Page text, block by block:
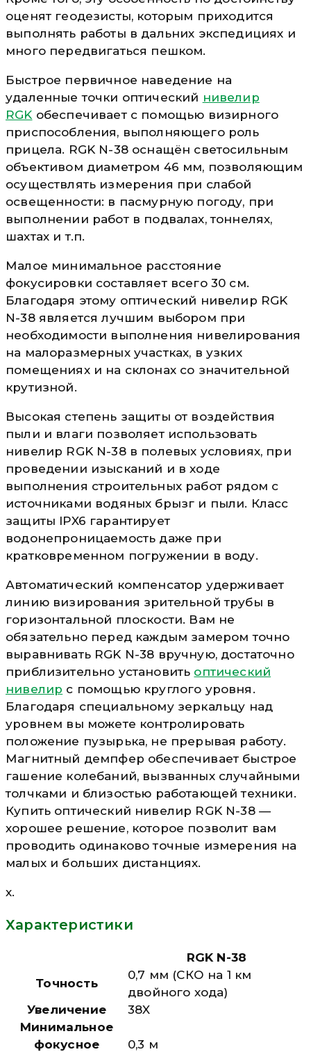
оценят геодезисты, которым приходится
выполнять работы в дальних экспедициях и
много передвигаться пешком.
Быстрое первичное наведение на
удаленные точки оптический нивелир
RGK обеспечивает с помощью визирного
приспособления, выполняющего роль
прицела. RGK N-38 оснащён светосильным
объективом диаметром 46 мм, позволяющим
осуществлять измерения при слабой
освещенности: в пасмурную погоду, при
выполнении работ в подвалах, тоннелях,
шахтах и т.п.
Малое минимальное расстояние
фокусировки составляет всего 30 см.
Благодаря этому оптический нивелир RGK
N-38 является лучшим выбором при
необходимости выполнения нивелирования
на малоразмерных участках, в узких
помещениях и на склонах со значительной
крутизной.
Высокая степень защиты от воздействия
пыли и влаги позволяет использовать
нивелир RGK N-38 в полевых условиях, при
проведении изысканий и в ходе
выполнения строительных работ рядом с
источниками водяных брызг и пыли. Класс
защиты IPX6 гарантирует
водонепроницаемость даже при
кратковременном погружении в воду.
Автоматический компенсатор удерживает
линию визирования зрительной трубы в
горизонтальной плоскости. Вам не
обязательно перед каждым замером точно
выравнивать RGK N-38 вручную, достаточно
приблизительно установить оптический
нивелир с помощью круглого уровня.
Благодаря специальному зеркальцу над
уровнем вы можете контролировать
положение пузырька, не прерывая работу.
Магнитный демпфер обеспечивает быстрое
гашение колебаний, вызванных случайными
толчками и близостью работающей техники.
Купить оптический нивелир RGK N-38 —
хорошее решение, которое позволит вам
проводить одинаково точные измерения на
малых и больших дистанциях.
х.
Характеристики
RGK N-38
Точность
0,7 мм (СКО на 1 км
двойного хода)
Увеличение
38X
Минимальное
фокусное
0,3 м